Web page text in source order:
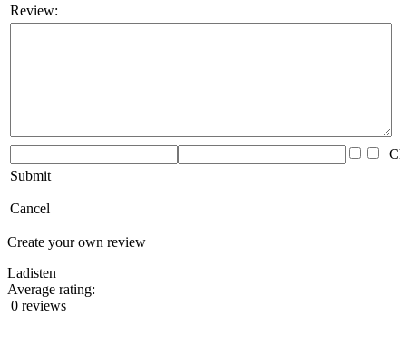
Review:
Submit
Cancel
Create your own review
Ladisten
Average rating:
0 reviews